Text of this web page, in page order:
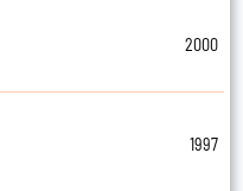
2000
1997